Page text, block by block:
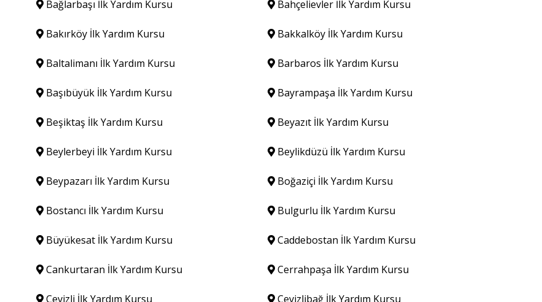
Bağlarbaşı İlk Yardım Kursu Bahçelievler İlk Yardım Kursu
Bakırköy İlk Yardım Kursu Bakkalköy İlk Yardım Kursu
Baltalimanı İlk Yardım Kursu Barbaros İlk Yardım Kursu
Başıbüyük İlk Yardım Kursu Bayrampaşa İlk Yardım Kursu
Beşiktaş İlk Yardım Kursu Beyazıt İlk Yardım Kursu
Beylerbeyi İlk Yardım Kursu Beylikdüzü İlk Yardım Kursu
Beypazarı İlk Yardım Kursu Boğaziçi İlk Yardım Kursu
Bostancı İlk Yardım Kursu Bulgurlu İlk Yardım Kursu
Büyükesat İlk Yardım Kursu Caddebostan İlk Yardım Kursu
Cankurtaran İlk Yardım Kursu Cerrahpaşa İlk Yardım Kursu
Cevizli İlk Yardım Kursu Cevizlibağ İlk Yardım Kursu